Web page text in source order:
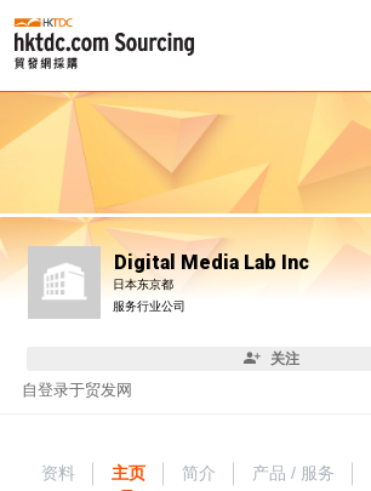
Digital Media Lab Inc
日本东京都
服务行业公司
关注
自登录于贸发网
资料 主页 简介 产品 / 服务